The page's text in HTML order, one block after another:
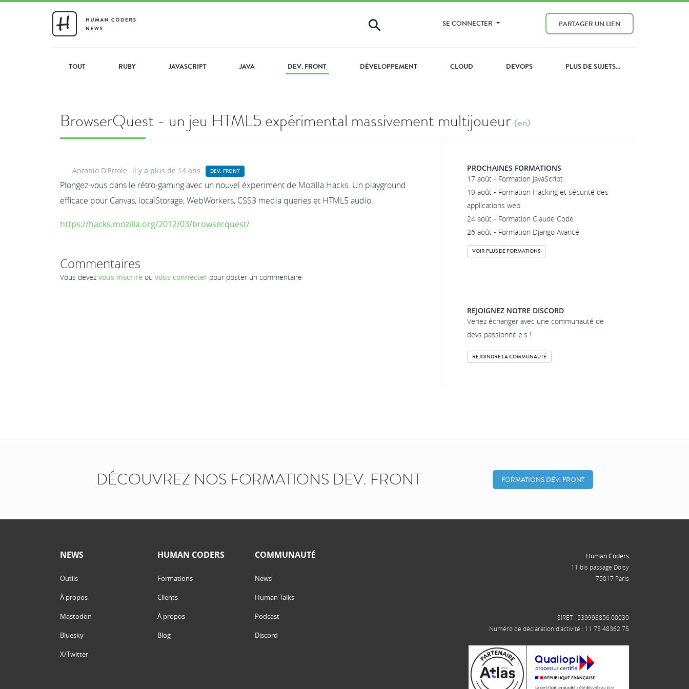
SE CONNECTER PARTAGER UN LIEN
TOUT RUBY JAVASCRIPT JAVA DEV. FRONT DÉVELOPPEMENT CLOUD DEVOPS PLUS DE SUJETS...
BrowserQuest - un jeu HTML5 expérimental massivement multijoueur (en)
Antonio D'Ettole il y a plus de 14 ans DEV. FRONT
Plongez-vous dans le rétro-gaming avec un nouvel éxperiment de Mozilla Hacks. Un playground
efficace pour Canvas, localStorage, WebWorkers, CSS3 media queries et HTML5 audio.
https://hacks.mozilla.org/2012/03/browserquest/
Commentaires
Vous devez vous inscrire ou vous connecter pour poster un commentaire
PROCHAINES FORMATIONS
17 août - Formation JavaScript
19 août - Formation Hacking et sécurité des
applications web
24 août - Formation Claude Code
26 août - Formation Django Avancé
VOIR PLUS DE FORMATIONS
REJOIGNEZ NOTRE DISCORD
Venez échanger avec une communauté de
devs passionné·e·s !
REJOINDRE LA COMMUNAUTÉ
DÉCOUVREZ NOS FORMATIONS DEV. FRONT FORMATIONS DEV. FRONT
NEWS
Outils
À propos
Mastodon
Bluesky
X/Twitter
HUMAN CODERS
Formations
Clients
À propos
Blog
COMMUNAUTÉ
News
Human Talks
Podcast
Discord
Human Coders
11 bis passage Doisy
75017 Paris
SIRET : 539998856 00030
Numéro de déclaration d'activité : 11 75 48362 75